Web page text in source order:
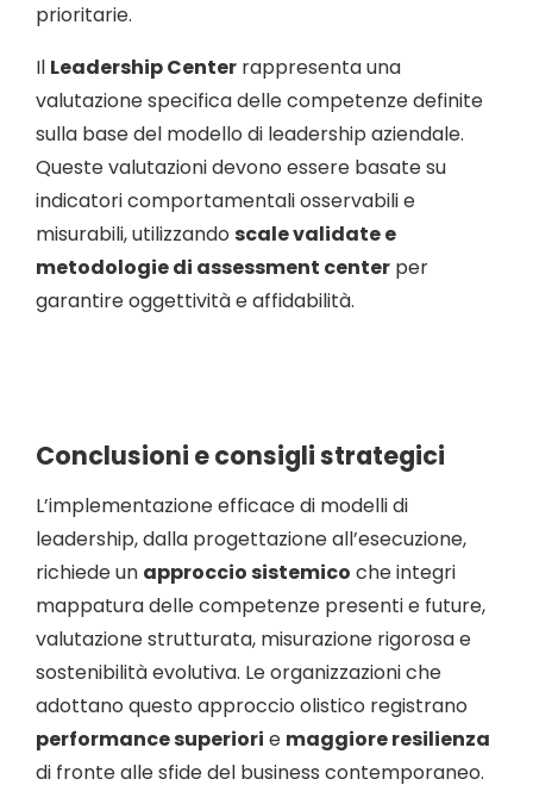
prioritarie.
Il Leadership Center rappresenta una
valutazione specifica delle competenze definite
sulla base del modello di leadership aziendale.
Queste valutazioni devono essere basate su
indicatori comportamentali osservabili e
misurabili, utilizzando scale validate e
metodologie di assessment center per
garantire oggettività e affidabilità.
Conclusioni e consigli strategici
L’implementazione efficace di modelli di
leadership, dalla progettazione all’esecuzione,
richiede un approccio sistemico che integri
mappatura delle competenze presenti e future,
valutazione strutturata, misurazione rigorosa e
sostenibilità evolutiva. Le organizzazioni che
adottano questo approccio olistico registrano
performance superiori e maggiore resilienza
di fronte alle sfide del business contemporaneo.